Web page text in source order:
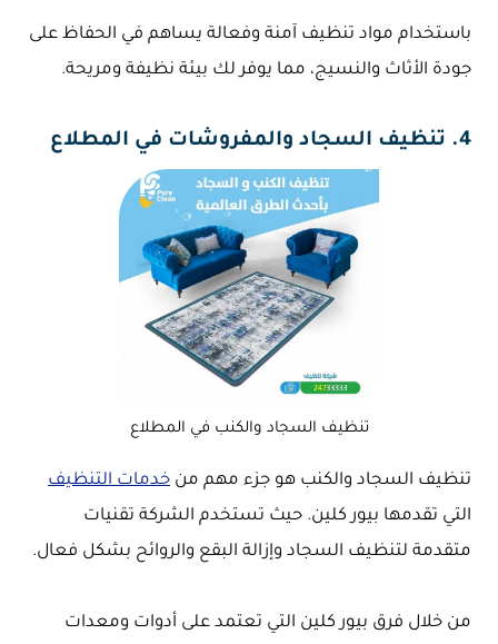
باستخدام مواد تنظيف آمنة وفعالة يساهم في الحفاظ على
جودة الأثاث والنسيج، مما يوفر لك بيئة نظيفة ومريحة.
4. تنظيف السجاد والمفروشات في المطلاع
تنظيف السجاد والكنب في المطلاع
تنظيف السجاد والكنب هو جزء مهم من خدمات التنظيف
التي تقدمها بيور كلين. حيث تستخدم الشركة تقنيات
متقدمة لتنظيف السجاد وإزالة البقع والروائح بشكل فعال.
من خلال فرق بيور كلين التي تعتمد على أدوات ومعدات